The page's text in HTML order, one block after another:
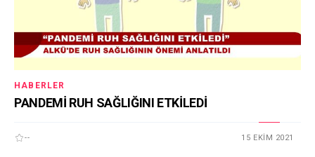
HABERLER
PANDEMİ RUH SAĞLIĞINI ETKİLEDİ
-- 15 EKIM 2021